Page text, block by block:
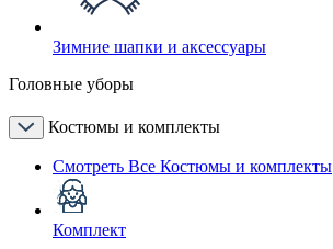
Зимние шапки и аксессуары
Головные уборы
Костюмы и комплекты
Смотреть Все Костюмы и комплекты
Комплект